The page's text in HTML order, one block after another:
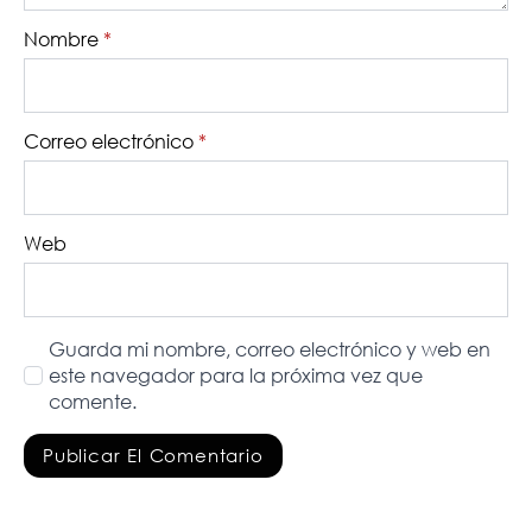
Nombre *
Correo electrónico *
Web
Guarda mi nombre, correo electrónico y web en
este navegador para la próxima vez que
comente.